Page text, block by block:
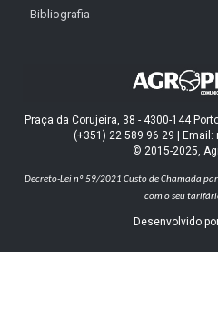
Bibliografia
Praça da Corujeira, 38 - 4300-144
(+351) 22 589 96 29 |
© 2015-2025,
Decreto-Lei nº 59/2021 Custo de Chamada
com o seu
Desenvolvido